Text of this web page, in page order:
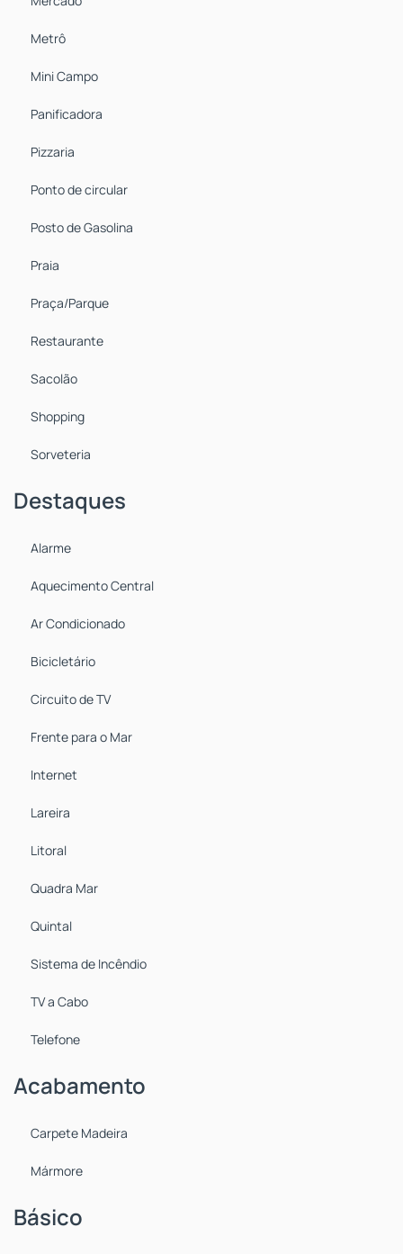
Metrô
Mini Campo
Panificadora
Pizzaria
Ponto de circular
Posto de Gasolina
Praia
Praça/Parque
Restaurante
Sacolão
Shopping
Sorveteria
Destaques
Alarme
Aquecimento Central
Ar Condicionado
Bicicletário
Circuito de TV
Frente para o Mar
Internet
Lareira
Litoral
Quadra Mar
Quintal
Sistema de Incêndio
TV a Cabo
Telefone
Acabamento
Carpete Madeira
Mármore
Básico